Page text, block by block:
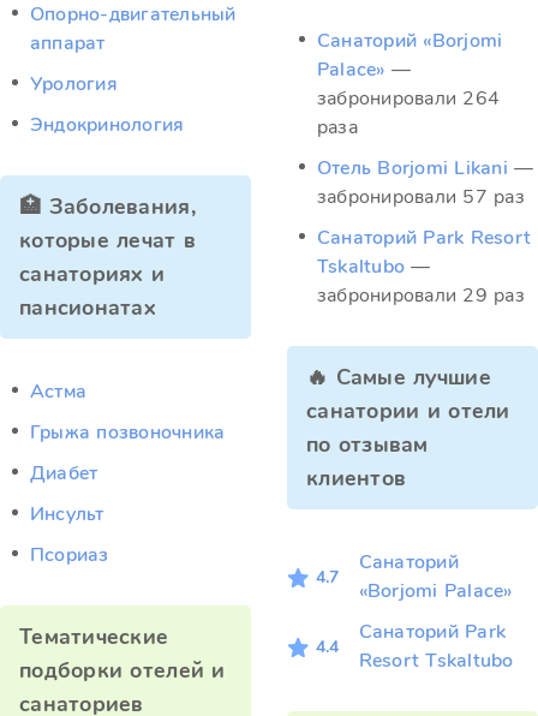
Опорно-двигательный
аппарат
Урология
Эндокринология
🏥 Заболевания,
которые лечат в
санаториях и
пансионатах
Астма
Грыжа позвоночника
Диабет
Инсульт
Псориаз
Тематические
подборки отелей и
санаториев
Санаторий «Borjomi
Palace» —
забронировали 264
раза
Отель Borjomi Likani —
забронировали 57 раз
Санаторий Park Resort
Tskaltubo —
забронировали 29 раз
🔥 Самые лучшие
санатории и отели
по отзывам
клиентов
4.7
Санаторий
«Borjomi Palace»
4.4
Санаторий Park
Resort Tskaltubo